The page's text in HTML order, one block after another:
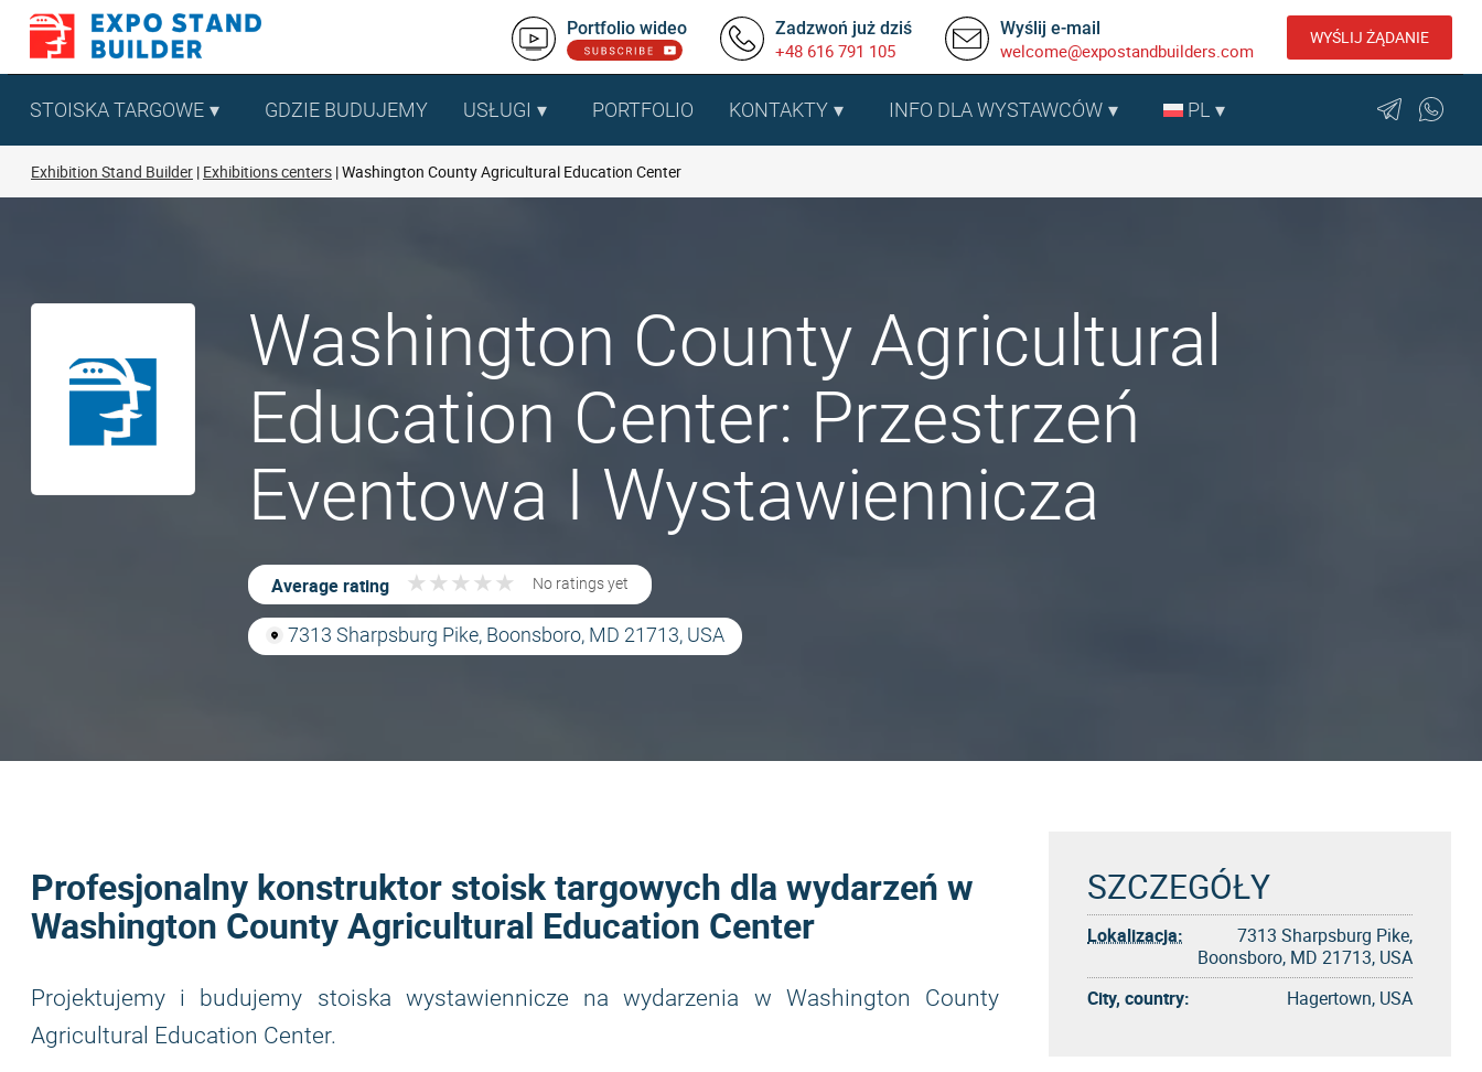
Skip
content
Portfolio wideo Zadzwoń już dziś
+48 616 791 105
Wyślij e-mail
welcome@expostandbuilders.com
WYŚLIJ ŻĄDANIE
STOISKA TARGOWE GDZIE BUDUJEMY USŁUGI PORTFOLIO KONTAKTY INFO DLA WYSTAWCÓW PL
Exhibition Stand Builder Exhibitions centers Washington County Agricultural Education Center
Washington County Agricultural
Education Center: Przestrzeń
Eventowa I Wystawiennicza
Average rating ★ ★ ★ ★ ★
★ ★ ★ ★ ★ No ratings yet
7313 Sharpsburg Pike, Boonsboro, MD 21713, USA
Profesjonalny konstruktor stoisk targowych dla wydarzeń w
Washington County Agricultural Education Center
Projektujemy i budujemy stoiska wystawiennicze na wydarzenia w Washington County
Agricultural Education Center.
SZCZEGÓŁY
Lokalizacja:
7313 Sharpsburg Pike,
Boonsboro, MD 21713, USA
City, country:
Hagertown, USA